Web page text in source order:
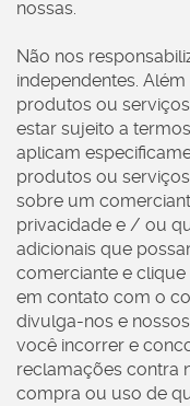
nossas.
Não nos
independentes.
produtos ou
estar sujeito a
aplicam
produtos ou
sobre um
privacidade e / ou
adicionais que
comerciante e
em contato com o
divulga-nos e
você incorrer e
reclamações contra
compra ou uso de